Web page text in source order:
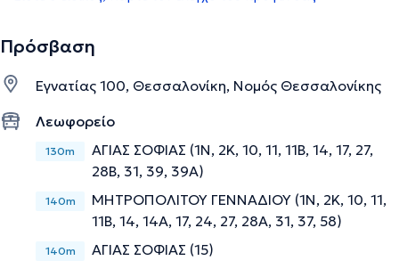
Πρόσβαση
Εγνατίας 100, Θεσσαλονίκη, Νομός Θεσσαλονίκης
Λεωφορείο
130m
ΑΓΙΑΣ ΣΟΦΙΑΣ (1Ν, 2Κ, 10, 11, 11B, 14, 17, 27,
28Β, 31, 39, 39Α)
140m
ΜΗΤΡΟΠΟΛΙΤΟΥ ΓΕΝΝΑΔΙΟΥ (1Ν, 2Κ, 10, 11,
11B, 14, 14Α, 17, 24, 27, 28Α, 31, 37, 58)
140m ΑΓΙΑΣ ΣΟΦΙΑΣ (15)